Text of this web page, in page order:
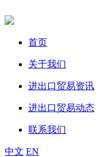
首页
关于我们
进出口贸易资讯
进出口贸易动态
联系我们
中文 EN